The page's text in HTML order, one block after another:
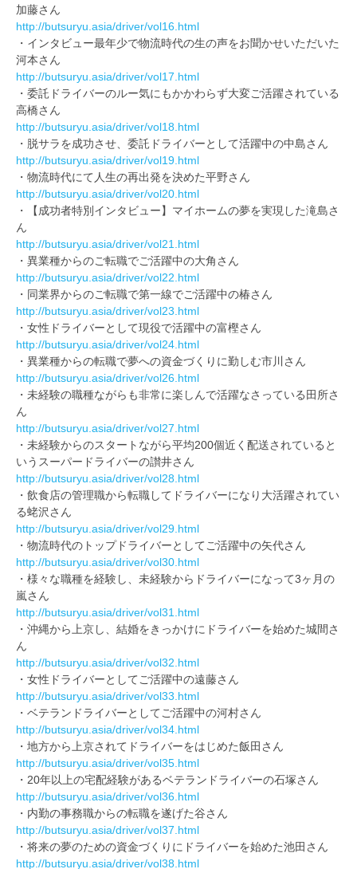
加藤さん
http://butsuryu.asia/driver/vol16.html
・インタビュー最年少で物流時代の生の声をお聞かせいただいた
河本さん
http://butsuryu.asia/driver/vol17.html
・委託ドライバーのルー気にもかかわらず大変ご活躍されている
高橋さん
http://butsuryu.asia/driver/vol18.html
・脱サラを成功させ、委託ドライバーとして活躍中の中島さん
http://butsuryu.asia/driver/vol19.html
・物流時代にて人生の再出発を決めた平野さん
http://butsuryu.asia/driver/vol20.html
・【成功者特別インタビュー】マイホームの夢を実現した滝島さ
ん
http://butsuryu.asia/driver/vol21.html
・異業種からのご転職でご活躍中の大角さん
http://butsuryu.asia/driver/vol22.html
・同業界からのご転職で第一線でご活躍中の椿さん
http://butsuryu.asia/driver/vol23.html
・女性ドライバーとして現役で活躍中の富樫さん
http://butsuryu.asia/driver/vol24.html
・異業種からの転職で夢への資金づくりに勤しむ市川さん
http://butsuryu.asia/driver/vol26.html
・未経験の職種ながらも非常に楽しんで活躍なさっている田所さ
ん
http://butsuryu.asia/driver/vol27.html
・未経験からのスタートながら平均200個近く配送されていると
いうスーパードライバーの讃井さん
http://butsuryu.asia/driver/vol28.html
・飲食店の管理職から転職してドライバーになり大活躍されてい
る蛯沢さん
http://butsuryu.asia/driver/vol29.html
・物流時代のトップドライバーとしてご活躍中の矢代さん
http://butsuryu.asia/driver/vol30.html
・様々な職種を経験し、未経験からドライバーになって3ヶ月の
嵐さん
http://butsuryu.asia/driver/vol31.html
・沖縄から上京し、結婚をきっかけにドライバーを始めた城間さ
ん
http://butsuryu.asia/driver/vol32.html
・女性ドライバーとしてご活躍中の遠藤さん
http://butsuryu.asia/driver/vol33.html
・ベテランドライバーとしてご活躍中の河村さん
http://butsuryu.asia/driver/vol34.html
・地方から上京されてドライバーをはじめた飯田さん
http://butsuryu.asia/driver/vol35.html
・20年以上の宅配経験があるベテランドライバーの石塚さん
http://butsuryu.asia/driver/vol36.html
・内勤の事務職からの転職を遂げた谷さん
http://butsuryu.asia/driver/vol37.html
・将来の夢のための資金づくりにドライバーを始めた池田さん
http://butsuryu.asia/driver/vol38.html